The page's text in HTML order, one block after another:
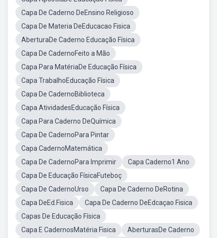
Capa De Caderno DeEnsino Religioso
Capa De Materia DeEducacao Fisica
AberturaDe Caderno Educação Física
Capa De CadernoFeito a Mão
Capa Para MatériaDe Educação Física
Capa TrabalhoEducação Física
Capa De CadernoBiblioteca
Capa AtividadesEducação Física
Capa Para Caderno DeQuímica
Capa De CadernoPara Pintar
Capa CadernoMatemática
Capa De CadernoPara Imprimir
Capa Caderno1 Ano
Capa De Educação FísicaFuteboç
Capa De CadernoUrso
Capa De Caderno DeRotina
Capa DeEd.Fisica
Capa De Caderno DeEdcaçao Fisica
Capas De Educação Física
Capa E CadernosMatéria Fisica
AberturasDe Caderno